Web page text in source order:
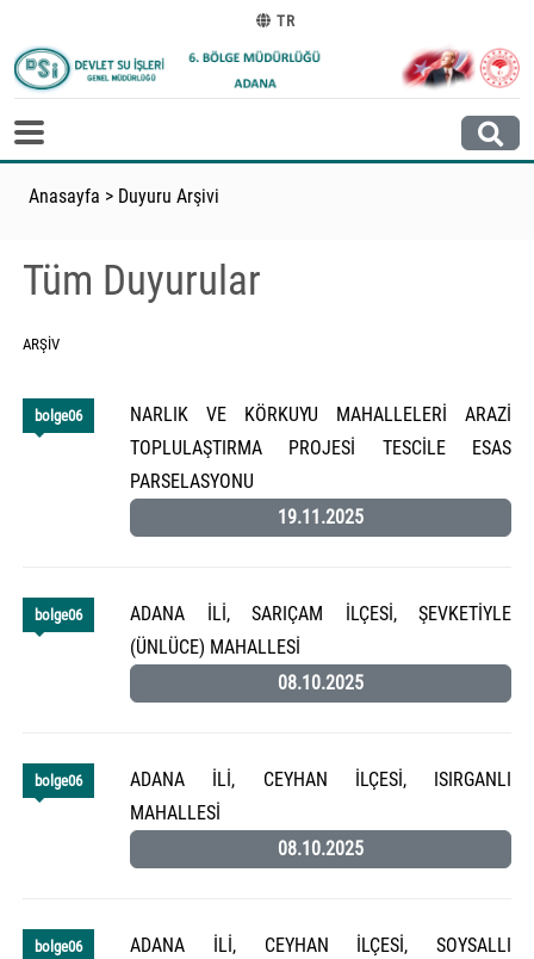
TR
Anasayfa > Duyuru Arşivi
Tüm Duyurular
ARŞIV
bolge06
NARLIK VE KÖRKUYU MAHALLELERİ ARAZİ
TOPLULAŞTIRMA PROJESİ TESCİLE ESAS
PARSELASYONU
19.11.2025
bolge06
ADANA İLİ, SARIÇAM İLÇESİ, ŞEVKETİYLE
(ÜNLÜCE) MAHALLESİ
08.10.2025
bolge06
ADANA İLİ, CEYHAN İLÇESİ, ISIRGANLI
MAHALLESİ
08.10.2025
bolge06
ADANA İLİ, CEYHAN İLÇESİ, SOYSALLI